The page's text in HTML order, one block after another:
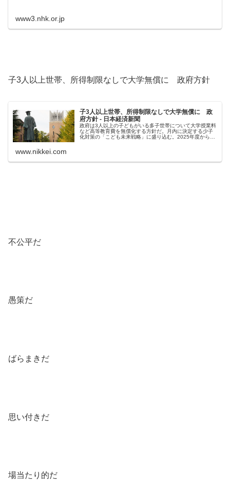
www3.nhk.or.jp
子3人以上世帯、所得制限なしで大学無償に 政府方針
子3人以上世帯、所得制限なしで大学無償に 政
府方針 - 日本経済新聞
政府は3人以上の子どもがいる多子世帯について大学授業料
など高等教育費を無償化する方針だ。月内に決定する少子
化対策の「こども未来戦略」に盛り込む。2025年度から始
www.nikkei.com
不公平だ
愚策だ
ばらまきだ
思い付きだ
場当たり的だ